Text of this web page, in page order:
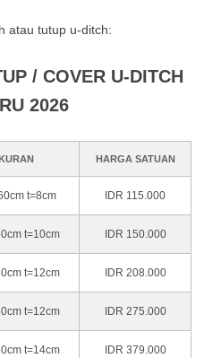
atau tutup u-ditch:
/ COVER U-DITCH
2026
HARGA SATUAN
t=8cm IDR 115.000
t=10cm IDR 150.000
t=12cm IDR 208.000
t=12cm IDR 275.000
t=14cm IDR 379.000